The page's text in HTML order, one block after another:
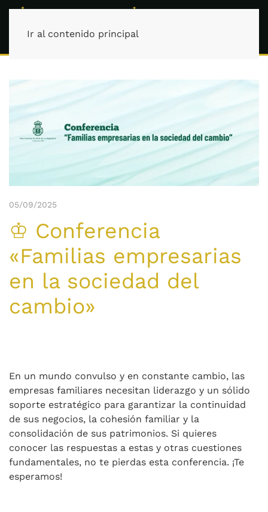
Ir al contenido principal
05/09/2025
♔ Conferencia
«Familias empresarias
en la sociedad del
cambio»
En un mundo convulso y en constante cambio, las
empresas familiares necesitan liderazgo y un sólido
soporte estratégico para garantizar la continuidad
de sus negocios, la cohesión familiar y la
consolidación de sus patrimonios. Si quieres
conocer las respuestas a estas y otras cuestiones
fundamentales, no te pierdas esta conferencia. ¡Te
esperamos!